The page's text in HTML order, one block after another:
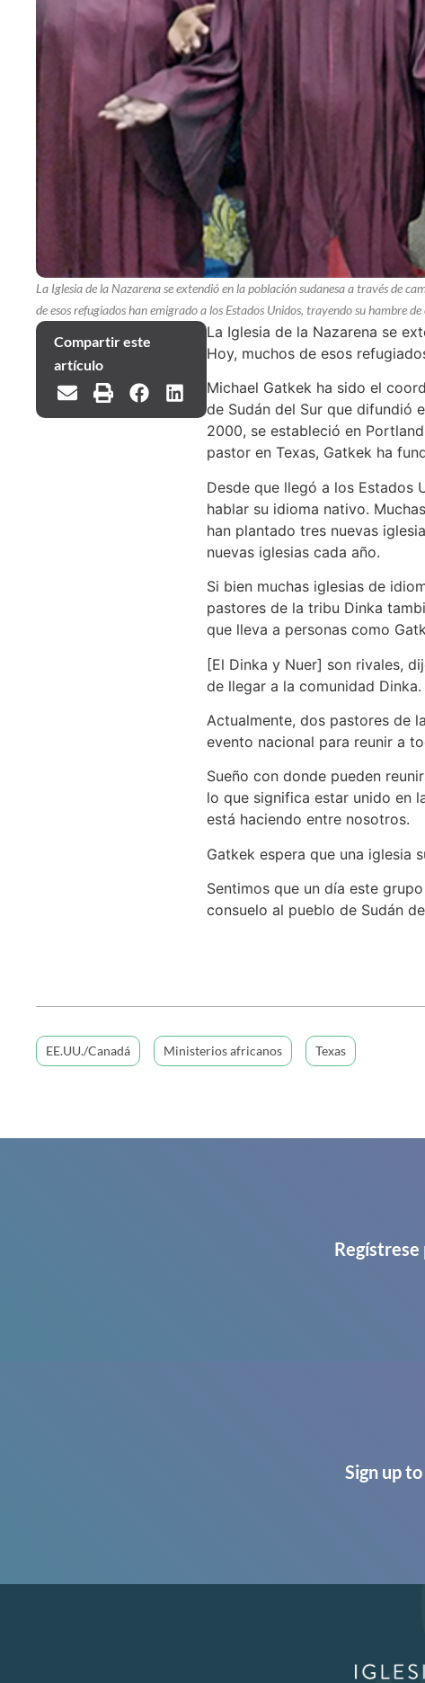
La Iglesia de la Nazarena se extendió en la población sudanesa a través de
de esos refugiados han emigrado a los Estados Unidos, trayendo su hambre de
Compartir este
artículo
La Iglesia de la Nazarena se
Hoy, muchos de esos
Michael Gatkek ha sido el
de Sudán del Sur que difundió
2000, se estableció en
pastor en Texas, Gatkek ha
Desde que llegó a los Estados
hablar su idioma nativo.
han plantado tres nuevas
nuevas iglesias cada año.
Si bien muchas iglesias de
pastores de la tribu Dinka
que lleva a personas como
[El Dinka y Nuer] son rivales,
de llegar a la comunidad Dinka.
Actualmente, dos pastores de
evento nacional para reunir a
Sueño con donde pueden
lo que significa estar unido en
está haciendo entre nosotros.
Gatkek espera que una iglesia
Sentimos que un día este
consuelo al pueblo de Sudán
EE.UU./Canadá Ministerios africanos Texas
Regístrese
Sign up